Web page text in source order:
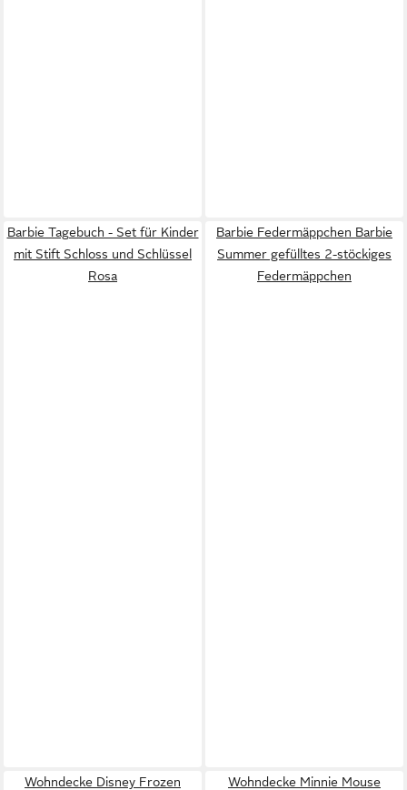
Barbie Tagebuch - Set für Kinder
mit Stift Schloss und Schlüssel
Rosa
Barbie Federmäppchen Barbie
Summer gefülltes 2-stöckiges
Federmäppchen
Wohndecke Disney Frozen
Wohndecke Minnie Mouse